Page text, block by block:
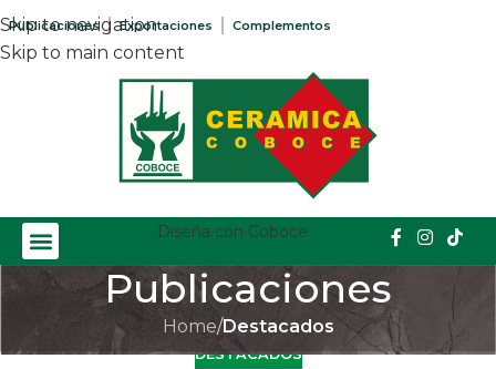
Skip to navigation
Skip to main content
Publicaciones Exportaciones Complementos
Diseña con Coboce
Publicaciones
Home/Destacados
DESTACADOS